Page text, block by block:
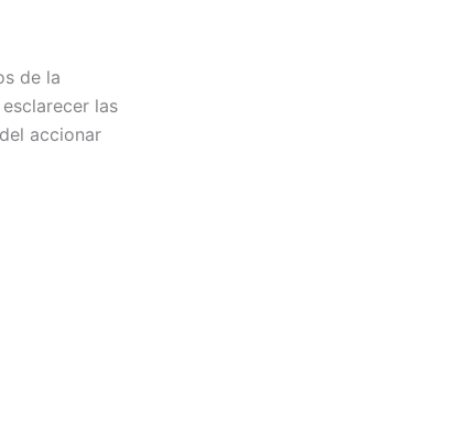
de la
las
accionar